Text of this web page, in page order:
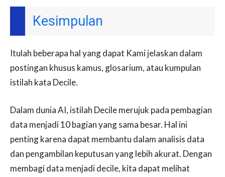
Kesimpulan
Itulah beberapa hal yang dapat Kami jelaskan dalam
postingan khusus kamus, glosarium, atau kumpulan
istilah kata Decile.
Dalam dunia AI, istilah Decile merujuk pada pembagian
data menjadi 10 bagian yang sama besar. Hal ini
penting karena dapat membantu dalam analisis data
dan pengambilan keputusan yang lebih akurat. Dengan
membagi data menjadi decile, kita dapat melihat